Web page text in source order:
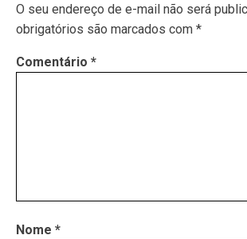
O seu endereço de e-mail não será
obrigatórios são marcados com *
Comentário *
Nome *